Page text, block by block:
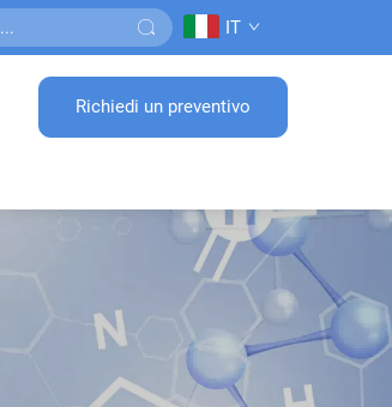
IT
Richiedi un preventivo